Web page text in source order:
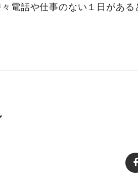
電話や仕事のない１日があ